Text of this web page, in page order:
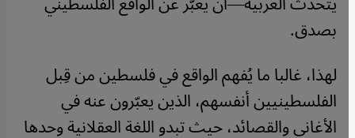
بصدق.
لهذا، غالبا ما يُفهم الواقع في فلسطين من قِبل
الفلسطينيين أنفسهم، الذين يعبّرون عنه في
الأغاني والقصائد، حيث تبدو اللغة العقلانية وحدها